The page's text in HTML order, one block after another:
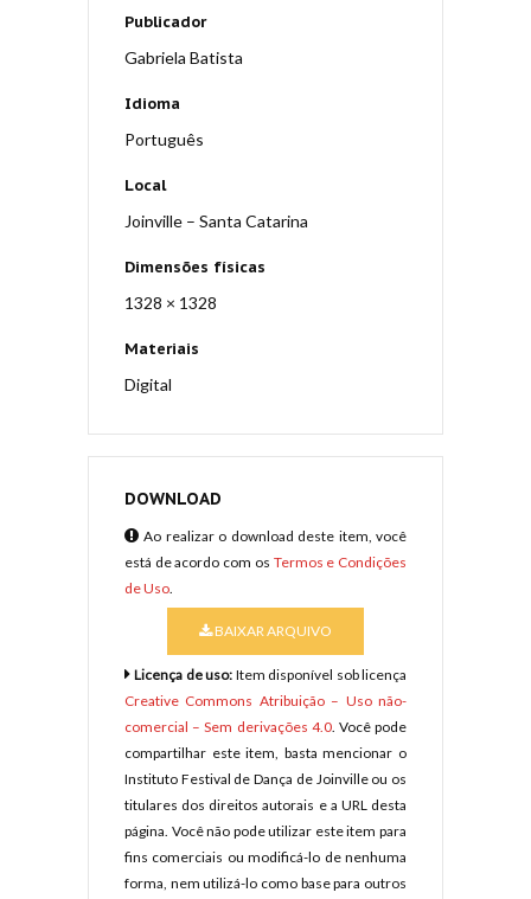
Publicador
Gabriela Batista
Idioma
Português
Local
Joinville – Santa Catarina
Dimensões físicas
1328 × 1328
Materiais
Digital
DOWNLOAD
Ao realizar o download deste item, você
está de acordo com os Termos e Condições
de Uso.
BAIXAR ARQUIVO
Licença de uso: Item disponível sob licença
Creative Commons Atribuição – Uso não-
comercial – Sem derivações 4.0. Você pode
compartilhar este item, basta mencionar o
Instituto Festival de Dança de Joinville ou os
titulares dos direitos autorais e a URL desta
página. Você não pode utilizar este item para
fins comerciais ou modificá-lo de nenhuma
forma, nem utilizá-lo como base para outros